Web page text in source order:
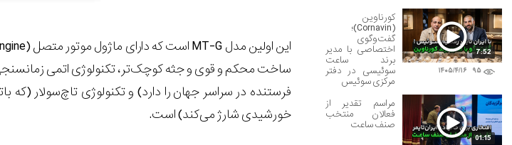
این اولین مدلMT-Gاست که دارای ماژول موتور متصل (
فرستنده در سراسر جهان را دارد) و تکنولوژی تاچ‌سولار
خورشیدی شارژ می‌کند) است.
۹۵ ۱۴۰۵/۴/۱۶
7:52
کورناوین
(Cornavin)؛
گفت‌وگوی
اختصاصی با مدیر
برند ساعت
سوئیسی در دفتر
مرکزی سوئیس
01:15
مراسم تقدیر از
فعالان منتخب
صنف ساعت